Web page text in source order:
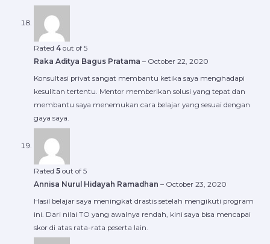
Rated 4out of 5
Raka Aditya Bagus Pratama – October 22, 2020
Konsultasi privat sangat membantu ketika saya menghadapi
kesulitan tertentu. Mentor memberikan solusi yang tepat dan
membantu saya menemukan cara belajar yang sesuai dengan
gaya saya.
Rated 5out of 5
Annisa Nurul Hidayah Ramadhan – October 23, 2020
Hasil belajar saya meningkat drastis setelah mengikuti program
ini. Dari nilai TO yang awalnya rendah, kini saya bisa mencapai
skor di atas rata-rata peserta lain.